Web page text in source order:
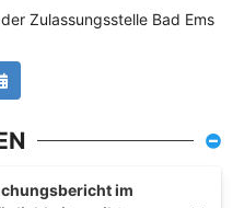
Zulassungsstelle Bad Ems
im